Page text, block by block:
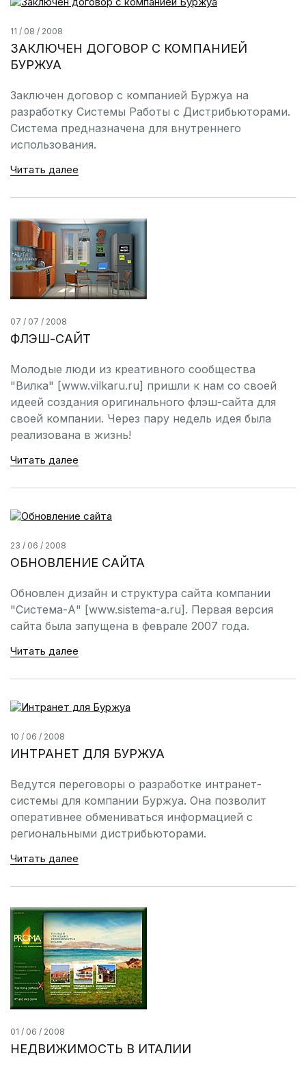
11 / 08 / 2008
ЗАКЛЮЧЕН ДОГОВОР С КОМПАНИЕЙ
БУРЖУА
Заключен договор с компанией Буржуа на
разработку Системы Работы с Дистрибьюторами.
Система предназначена для внутреннего
использования.
Читать далее
07 / 07 / 2008
ФЛЭШ-САЙТ
Молодые люди из креативного сообщества
"Вилка" [www.vilkaru.ru] пришли к нам со своей
идеей создания оригинального флэш-сайта для
своей компании. Через пару недель идея была
реализована в жизнь!
Читать далее
23 / 06 / 2008
ОБНОВЛЕНИЕ САЙТА
Обновлен дизайн и структура сайта компании
"Система-А" [www.sistema-a.ru]. Первая версия
сайта была запущена в феврале 2007 года.
Читать далее
10 / 06 / 2008
ИНТРАНЕТ ДЛЯ БУРЖУА
Ведутся переговоры о разработке интранет-
системы для компании Буржуа. Она позволит
оперативнее обмениваться информацией с
региональными дистрибьюторами.
Читать далее
01 / 06 / 2008
НЕДВИЖИМОСТЬ В ИТАЛИИ